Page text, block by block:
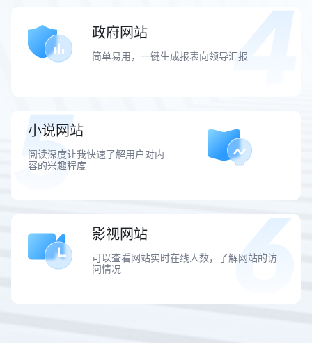
政府网站
简单易用，一键生成报表向领导汇报
小说网站
阅读深度让我快速了解用户对内
容的兴趣程度
影视网站
可以查看网站实时在线人数，了解网站的访
问情况